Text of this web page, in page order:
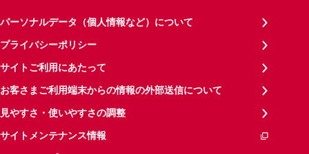
パーソナルデータ（個人情報など）について
プライバシーポリシー
サイトご利用にあたって
お客さまご利用端末からの情報の外部送信について
見やすさ・使いやすさの調整
サイトメンテナンス情報